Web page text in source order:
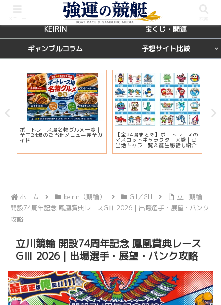
BOATRACE レース場ガイド
KEIRIN 宝くじ・開運
ギャンブルコラム 予想サイト比較
ボートレース場名物グルメ一覧｜
全国24場のご当地メニュー完全ガ
イド
【全24場まとめ】ボートレースの
マスコットキャラクター図鑑｜ご
当地キャラ一覧＆誕生秘話も紹介
ホーム keirin（競輪） GII／GIII
立川競輪
開設74周年記念 鳳凰賞典レースGⅢ 2026｜出場選手・展望・バンク
攻略
立川競輪 開設74周年記念 鳳凰賞典レース
GⅢ 2026｜出場選手・展望・バンク攻略